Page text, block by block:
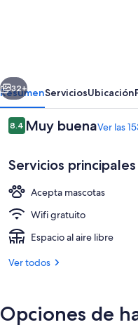
Porto
Cervo
Siguiente
32+
ResumenServiciosUbicación
Opiniones
8.48.4 de 10,
Muy buenaVer las
Servicios principales
Acepta mascotas
Wifi gratuito
Espacio al aire libre
Ver todos
Opciones de